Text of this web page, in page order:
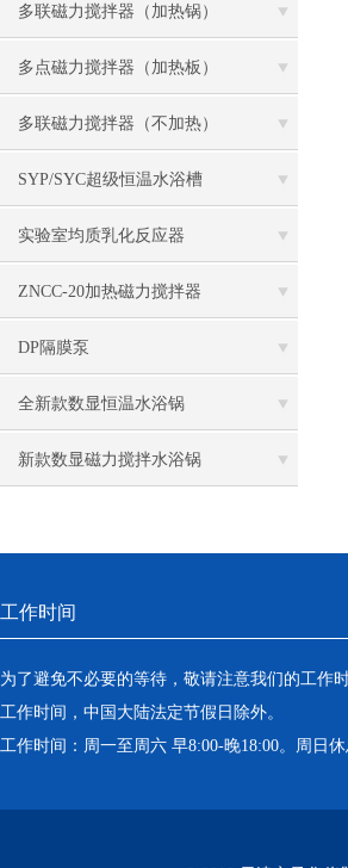
多联磁力搅拌器（加热锅）
多点磁力搅拌器（加热板）
多联磁力搅拌器（不加热）
SYP/SYC超级恒温水浴槽
实验室均质乳化反应器
ZNCC-20加热磁力搅拌器
DP隔膜泵
全新款数显恒温水浴锅
新款数显磁力搅拌水浴锅
工作时间
为了避免不必要的等待，敬请注意我们的工作
工作时间，中国大陆法定节假日除外。
工作时间：周一至周六 早8:00-晚18:00。周日休